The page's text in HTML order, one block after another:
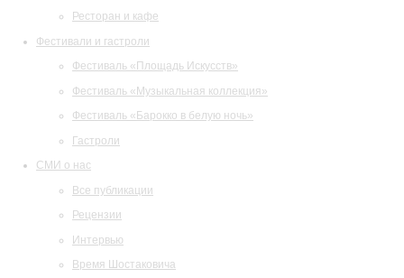
Ресторан и кафе
Фестивали и гастроли
Фестиваль «Площадь Искусств»
Фестиваль «Музыкальная коллекция»
Фестиваль «Барокко в белую ночь»
Гастроли
СМИ о нас
Все публикации
Рецензии
Интервью
Время Шостаковича